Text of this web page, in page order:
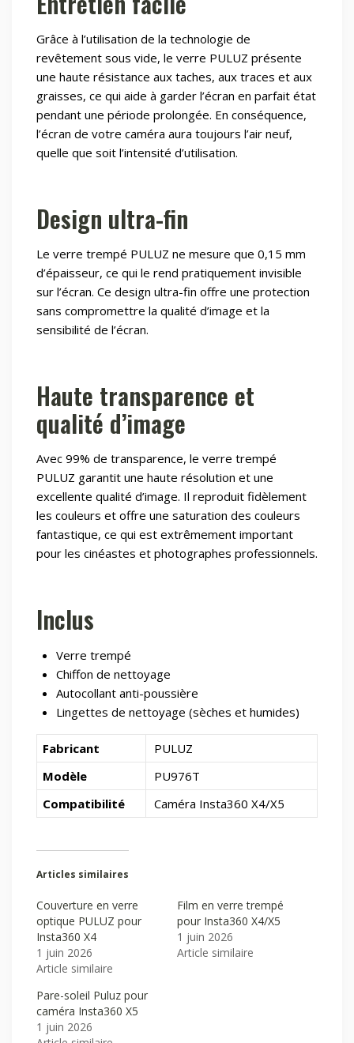
Grâce à l’utilisation de la technologie de
revêtement sous vide, le verre PULUZ présente
une haute résistance aux taches, aux traces et aux
graisses, ce qui aide à garder l’écran en parfait état
pendant une période prolongée. En conséquence,
l’écran de votre caméra aura toujours l’air neuf,
quelle que soit l’intensité d’utilisation.
Design ultra-fin
Le verre trempé PULUZ ne mesure que 0,15 mm
d’épaisseur, ce qui le rend pratiquement invisible
sur l’écran. Ce design ultra-fin offre une protection
sans compromettre la qualité d’image et la
sensibilité de l’écran.
Haute transparence et
qualité d’image
Avec 99% de transparence, le verre trempé
PULUZ garantit une haute résolution et une
excellente qualité d’image. Il reproduit fidèlement
les couleurs et offre une saturation des couleurs
fantastique, ce qui est extrêmement important
pour les cinéastes et photographes professionnels.
Inclus
Verre trempé
Chiffon de nettoyage
Autocollant anti-poussière
Lingettes de nettoyage (sèches et humides)
Fabricant
PULUZ
Modèle
PU976T
Compatibilité
Caméra Insta360 X4/X5
Articles similaires
Couverture en verre
optique PULUZ pour
Insta360 X4
1 juin 2026
Article similaire
Film en verre trempé
pour Insta360 X4/X5
1 juin 2026
Article similaire
Pare-soleil Puluz pour
caméra Insta360 X5
1 juin 2026